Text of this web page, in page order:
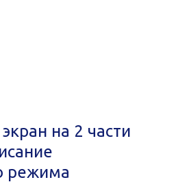
на 2 части
режима